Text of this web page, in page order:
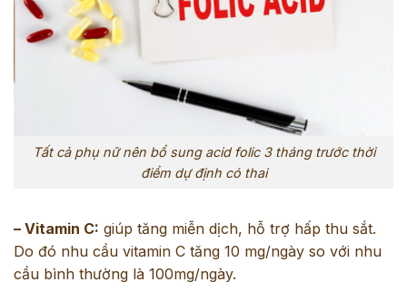
Tất cả phụ nữ nên bổ sung acid folic 3 tháng trước thời
điểm dự định có thai
– Vitamin C: giúp tăng miễn dịch, hỗ trợ hấp thu sắt.
Do đó nhu cầu vitamin C tăng 10 mg/ngày so với nhu
cầu bình thường là 100mg/ngày.